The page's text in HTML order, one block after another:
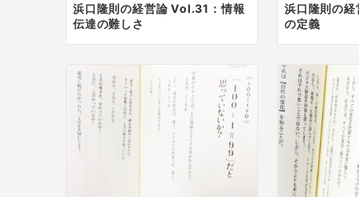
浜口隆則の経営論 Vol.31：情報
伝達の難しさ
浜口隆則の
の定義